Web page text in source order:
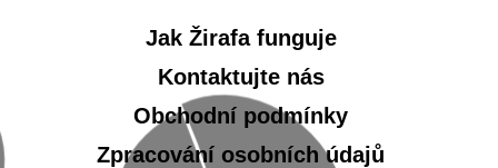
Jak Žirafa funguje
Kontaktujte nás
Obchodní podmínky
Zpracování osobních údajů